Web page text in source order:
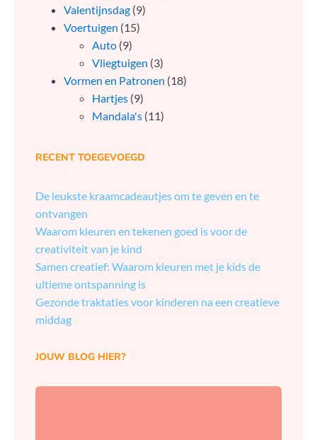
Valentijnsdag (9)
Voertuigen (15)
Auto (9)
Vliegtuigen (3)
Vormen en Patronen (18)
Hartjes (9)
Mandala's (11)
RECENT TOEGEVOEGD
De leukste kraamcadeautjes om te geven en te
ontvangen
Waarom kleuren en tekenen goed is voor de
creativiteit van je kind
Samen creatief: Waarom kleuren met je kids de
ultieme ontspanning is
Gezonde traktaties voor kinderen na een creatieve
middag
JOUW BLOG HIER?